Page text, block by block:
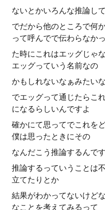
ないとかいろんな推論し
でだから他のところで何
って呼んでで伝わらなかっ
た時にこれはエッグじゃ
エッグっていう名前なの
かもしれないなぁみたい
でエッグって通じたらこ
になるらしいんですよ
確かにて思ってでこれを
僕は思ったときにその
なんだこう推論するんで
推論するっていうことは
立てたりとか
結果がわかってないけど
なことを考えてみるって